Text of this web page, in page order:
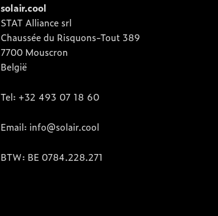
solair.cool
STAT Alliance srl
Chaussée du Risquons-Tout 389
7700 Mouscron
België
Tel: +32 493 07 18 60
Email: info@solair.cool
BTW: BE 0784.228.271